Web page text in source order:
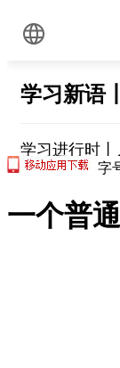
字
一个普